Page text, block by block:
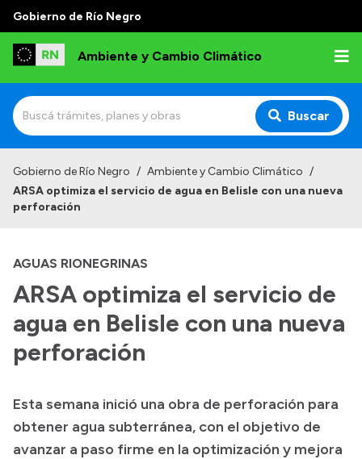
Gobierno de Río Negro
Ambiente y Cambio Climático
Buscar
Institucional
Delegaciones
Autoridades
Normativa
Presupuesto
Boletín Oficial
Gobierno de Río Negro / Ambiente y Cambio Climático /
ARSA optimiza el servicio de agua en Belisle con una nueva
perforación
AGUAS RIONEGRINAS
ARSA optimiza el servicio de
agua en Belisle con una nueva
perforación
Esta semana inició una obra de perforación para
obtener agua subterránea, con el objetivo de
avanzar a paso firme en la optimización y mejora